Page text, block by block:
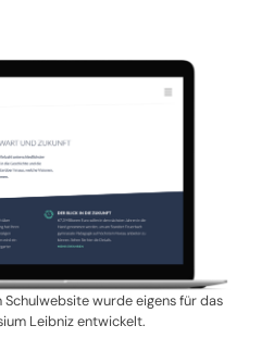
Schulwebsite wurde eigens für das
Leibniz entwickelt.